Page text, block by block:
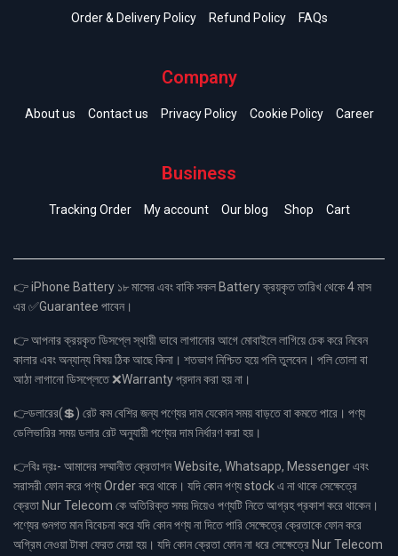
Order & Delivery Policy
Refund Policy FAQs
Company
About us Contact us Privacy Policy Cookie Policy Career
Business
Tracking Order My account Our blog Shop Cart
👉 iPhone Battery ১৮ মাসের এবং বাকি সকল Battery ক্রয়কৃত তারিখ থেকে 4 মাস
এর ✅Guarantee পাবেন।
👉 আপনার ক্রয়কৃত ডিসপ্লে স্থায়ী ভাবে লাগানোর আগে মোবাইলে লাগিয়ে চেক করে নিবেন
কালার এবং অন্যান্য বিষয় ঠিক আছে কিনা। শতভাগ নিশ্চিত হয়ে পলি তুলবেন। পলি তোলা বা
আঠা লাগানো ডিসপ্লেতে ❌Warranty প্রদান করা হয় না।
👉ডলারের(💲) রেট কম বেশির জন্য পণ্যের দাম যেকোন সময় বাড়তে বা কমতে পারে। পণ্য
ডেলিভারির সময় ডলার রেট অনুযায়ী পণ্যের দাম নির্ধারণ করা হয়।
👉বিঃ দ্রঃ- আমাদের সম্মানীত ক্রেতাগন Website, Whatsapp, Messenger এবং
সরাসরী ফোন করে পণ্য Order করে থাকে। যদি কোন পণ্য stock এ না থাকে সেক্ষেত্রে
ক্রেতা Nur Telecom কে অতিরিক্ত সময় দিয়েও পণ্যটি নিতে আগ্রহ প্রকাশ করে থাকেন।
পণ্যের গুনগত মান বিবেচনা করে যদি কোন পণ্য না দিতে পারি সেক্ষেত্রে ক্রেতাকে ফোন করে
অগ্রিম নেওয়া টাকা ফেরত দেয়া হয়। যদি কোন ক্রেতা ফোন না ধরে সেক্ষেত্রে Nur Telecom